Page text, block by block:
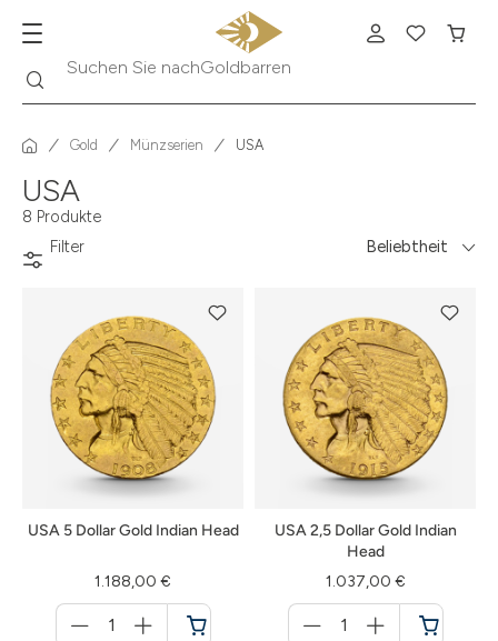
Suchen Sie nachGoldbarren
Gold Münzserien USA
USA
8 Produkte
Filter
Beliebtheit
USA 5 Dollar Gold Indian Head
1.188,00 €
für
USA 2,5 Dollar Gold Indian
Head
1.037,00 €
für